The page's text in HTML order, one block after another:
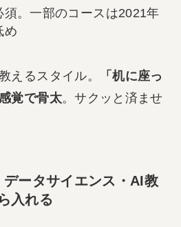
須。一部のコースは2021年
め
えるスタイル。
「机に座っ
覚で骨太。サクッと済ませ
ータサイエンス・AI教
入れる